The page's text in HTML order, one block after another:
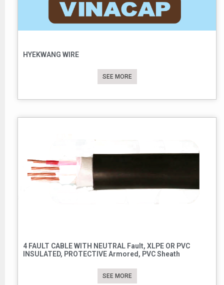
HYEKWANG WIRE
SEE MORE
4 FAULT CABLE WITH NEUTRAL Fault, XLPE OR PVC
INSULATED, PROTECTIVE Armored, PVC Sheath
SEE MORE